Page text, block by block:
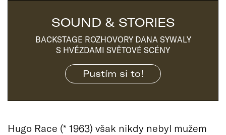
SOUND & STORIES
BACKSTAGE ROZHOVORY DANA SYWALY
S HVĚZDAMI SVĚTOVÉ SCÉNY
Pustím si to!
Hugo Race (* 1963) však nikdy nebyl mužem